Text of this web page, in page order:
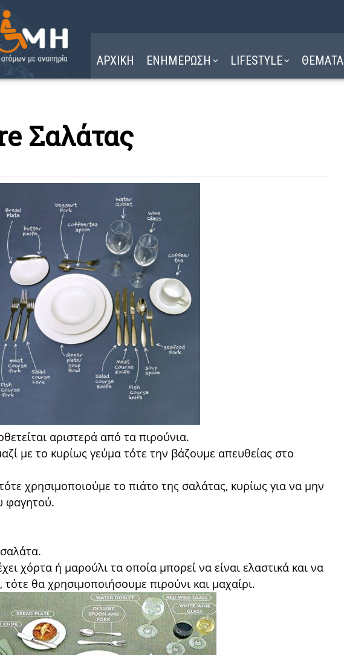
ΑΡΧΙΚΗ ΕΝΗΜΕΡΩΣΗ LIFESTYLE ΘΕΜΑΤΑ
Σαλάτας
αριστερά από τα πιρούνια.
με το κυρίως γεύμα τότε την βάζουμε απευθείας στο
χρησιμοποιούμε το πιάτο της σαλάτας, κυρίως για να μην
φαγητού.
χόρτα ή μαρούλι τα οποία μπορεί να είναι ελαστικά και να
θα χρησιμοποιήσουμε πιρούνι και μαχαίρι.